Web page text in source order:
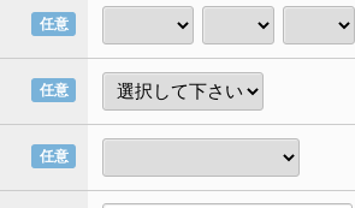
任意
任意
任意